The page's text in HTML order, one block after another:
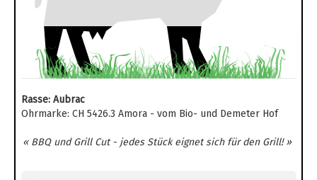
Rasse: Aubrac
Ohrmarke: CH 5426.3 Amora - vom Bio- und Demeter Hof
« BBQ und Grill Cut - jedes Stück eignet sich für den Grill! »